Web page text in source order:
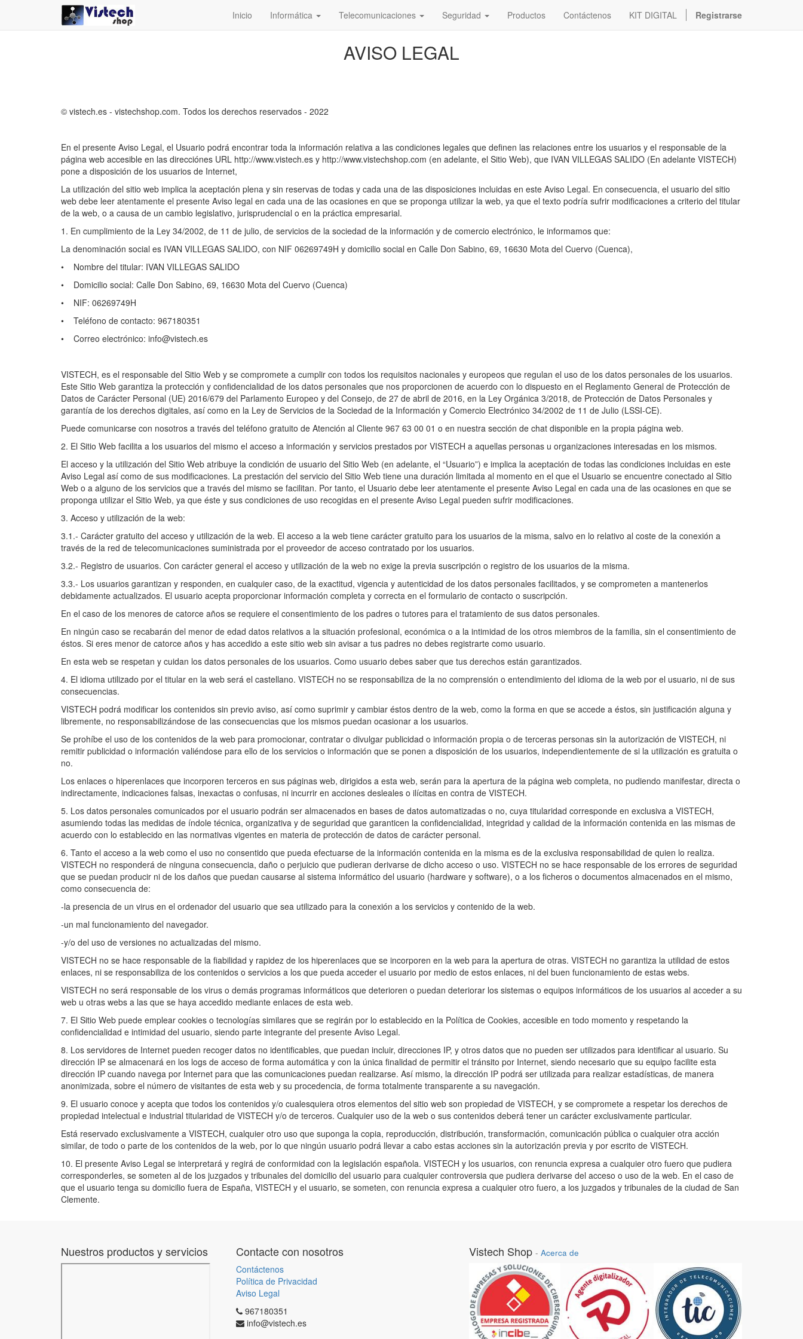
Inicio Informática Telecomunicaciones Seguridad Productos Contáctenos KIT DIGITAL Registrarse
AVISO LEGAL
© vistech.es - vistechshop.com. Todos los derechos reservados - 2022
En el presente Aviso Legal, el Usuario podrá encontrar toda la información relativa a las condiciones legales que definen las relaciones entre los usuarios y el responsable de la
página web accesible en las direcciónes URL http://www.vistech.es y http://www.vistechshop.com (en adelante, el Sitio Web), que IVAN VILLEGAS SALIDO (En adelante VISTECH)
pone a disposición de los usuarios de Internet,
La utilización del sitio web implica la aceptación plena y sin reservas de todas y cada una de las disposiciones incluidas en este Aviso Legal. En consecuencia, el usuario del sitio
web debe leer atentamente el presente Aviso legal en cada una de las ocasiones en que se proponga utilizar la web, ya que el texto podría sufrir modificaciones a criterio del titular
de la web, o a causa de un cambio legislativo, jurisprudencial o en la práctica empresarial.
1. En cumplimiento de la Ley 34/2002, de 11 de julio, de servicios de la sociedad de la información y de comercio electrónico, le informamos que:
La denominación social es IVAN VILLEGAS SALIDO, con NIF 06269749H y domicilio social en Calle Don Sabino, 69, 16630 Mota del Cuervo (Cuenca),
• Nombre del titular: IVAN VILLEGAS SALIDO
• Domicilio social: Calle Don Sabino, 69, 16630 Mota del Cuervo (Cuenca)
• NIF: 06269749H
• Teléfono de contacto: 967180351
• Correo electrónico: info@vistech.es
VISTECH, es el responsable del Sitio Web y se compromete a cumplir con todos los requisitos nacionales y europeos que regulan el uso de los datos personales de los usuarios.
Este Sitio Web garantiza la protección y confidencialidad de los datos personales que nos proporcionen de acuerdo con lo dispuesto en el Reglamento General de Protección de
Datos de Carácter Personal (UE) 2016/679 del Parlamento Europeo y del Consejo, de 27 de abril de 2016, en la Ley Orgánica 3/2018, de Protección de Datos Personales y
garantía de los derechos digitales, así como en la Ley de Servicios de la Sociedad de la Información y Comercio Electrónico 34/2002 de 11 de Julio (LSSI-CE).
Puede comunicarse con nosotros a través del teléfono gratuito de Atención al Cliente 967 63 00 01 o en nuestra sección de chat disponible en la propia página web.
2. El Sitio Web facilita a los usuarios del mismo el acceso a información y servicios prestados por VISTECH a aquellas personas u organizaciones interesadas en los mismos.
El acceso y la utilización del Sitio Web atribuye la condición de usuario del Sitio Web (en adelante, el “Usuario”) e implica la aceptación de todas las condiciones incluidas en este
Aviso Legal así como de sus modificaciones. La prestación del servicio del Sitio Web tiene una duración limitada al momento en el que el Usuario se encuentre conectado al Sitio
Web o a alguno de los servicios que a través del mismo se facilitan. Por tanto, el Usuario debe leer atentamente el presente Aviso Legal en cada una de las ocasiones en que se
proponga utilizar el Sitio Web, ya que éste y sus condiciones de uso recogidas en el presente Aviso Legal pueden sufrir modificaciones.
3. Acceso y utilización de la web:
3.1.- Carácter gratuito del acceso y utilización de la web. El acceso a la web tiene carácter gratuito para los usuarios de la misma, salvo en lo relativo al coste de la conexión a
través de la red de telecomunicaciones suministrada por el proveedor de acceso contratado por los usuarios.
3.2.- Registro de usuarios. Con carácter general el acceso y utilización de la web no exige la previa suscripción o registro de los usuarios de la misma.
3.3.- Los usuarios garantizan y responden, en cualquier caso, de la exactitud, vigencia y autenticidad de los datos personales facilitados, y se comprometen a mantenerlos
debidamente actualizados. El usuario acepta proporcionar información completa y correcta en el formulario de contacto o suscripción.
En el caso de los menores de catorce años se requiere el consentimiento de los padres o tutores para el tratamiento de sus datos personales.
En ningún caso se recabarán del menor de edad datos relativos a la situación profesional, económica o a la intimidad de los otros miembros de la familia, sin el consentimiento de
éstos. Si eres menor de catorce años y has accedido a este sitio web sin avisar a tus padres no debes registrarte como usuario.
En esta web se respetan y cuidan los datos personales de los usuarios. Como usuario debes saber que tus derechos están garantizados.
4. El idioma utilizado por el titular en la web será el castellano. VISTECH no se responsabiliza de la no comprensión o entendimiento del idioma de la web por el usuario, ni de sus
consecuencias.
VISTECH podrá modificar los contenidos sin previo aviso, así como suprimir y cambiar éstos dentro de la web, como la forma en que se accede a éstos, sin justificación alguna y
libremente, no responsabilizándose de las consecuencias que los mismos puedan ocasionar a los usuarios.
Se prohíbe el uso de los contenidos de la web para promocionar, contratar o divulgar publicidad o información propia o de terceras personas sin la autorización de VISTECH, ni
remitir publicidad o información valiéndose para ello de los servicios o información que se ponen a disposición de los usuarios, independientemente de si la utilización es gratuita o
no.
Los enlaces o hiperenlaces que incorporen terceros en sus páginas web, dirigidos a esta web, serán para la apertura de la página web completa, no pudiendo manifestar, directa o
indirectamente, indicaciones falsas, inexactas o confusas, ni incurrir en acciones desleales o ilícitas en contra de VISTECH.
5. Los datos personales comunicados por el usuario podrán ser almacenados en bases de datos automatizadas o no, cuya titularidad corresponde en exclusiva a VISTECH,
asumiendo todas las medidas de índole técnica, organizativa y de seguridad que garanticen la confidencialidad, integridad y calidad de la información contenida en las mismas de
acuerdo con lo establecido en las normativas vigentes en materia de protección de datos de carácter personal.
6. Tanto el acceso a la web como el uso no consentido que pueda efectuarse de la información contenida en la misma es de la exclusiva responsabilidad de quien lo realiza.
VISTECH no responderá de ninguna consecuencia, daño o perjuicio que pudieran derivarse de dicho acceso o uso. VISTECH no se hace responsable de los errores de seguridad
que se puedan producir ni de los daños que puedan causarse al sistema informático del usuario (hardware y software), o a los ficheros o documentos almacenados en el mismo,
como consecuencia de:
-la presencia de un virus en el ordenador del usuario que sea utilizado para la conexión a los servicios y contenido de la web.
-un mal funcionamiento del navegador.
-y/o del uso de versiones no actualizadas del mismo.
VISTECH no se hace responsable de la fiabilidad y rapidez de los hiperenlaces que se incorporen en la web para la apertura de otras. VISTECH no garantiza la utilidad de estos
enlaces, ni se responsabiliza de los contenidos o servicios a los que pueda acceder el usuario por medio de estos enlaces, ni del buen funcionamiento de estas webs.
VISTECH no será responsable de los virus o demás programas informáticos que deterioren o puedan deteriorar los sistemas o equipos informáticos de los usuarios al acceder a su
web u otras webs a las que se haya accedido mediante enlaces de esta web.
7. El Sitio Web puede emplear cookies o tecnologías similares que se regirán por lo establecido en la Política de Cookies, accesible en todo momento y respetando la
confidencialidad e intimidad del usuario, siendo parte integrante del presente Aviso Legal.
8. Los servidores de Internet pueden recoger datos no identificables, que puedan incluir, direcciones IP, y otros datos que no pueden ser utilizados para identificar al usuario. Su
dirección IP se almacenará en los logs de acceso de forma automática y con la única finalidad de permitir el tránsito por Internet, siendo necesario que su equipo facilite esta
dirección IP cuando navega por Internet para que las comunicaciones puedan realizarse. Así mismo, la dirección IP podrá ser utilizada para realizar estadísticas, de manera
anonimizada, sobre el número de visitantes de esta web y su procedencia, de forma totalmente transparente a su navegación.
9. El usuario conoce y acepta que todos los contenidos y/o cualesquiera otros elementos del sitio web son propiedad de VISTECH, y se compromete a respetar los derechos de
propiedad intelectual e industrial titularidad de VISTECH y/o de terceros. Cualquier uso de la web o sus contenidos deberá tener un carácter exclusivamente particular.
Está reservado exclusivamente a VISTECH, cualquier otro uso que suponga la copia, reproducción, distribución, transformación, comunicación pública o cualquier otra acción
similar, de todo o parte de los contenidos de la web, por lo que ningún usuario podrá llevar a cabo estas acciones sin la autorización previa y por escrito de VISTECH.
10. El presente Aviso Legal se interpretará y regirá de conformidad con la legislación española. VISTECH y los usuarios, con renuncia expresa a cualquier otro fuero que pudiera
corresponderles, se someten al de los juzgados y tribunales del domicilio del usuario para cualquier controversia que pudiera derivarse del acceso o uso de la web. En el caso de
que el usuario tenga su domicilio fuera de España, VISTECH y el usuario, se someten, con renuncia expresa a cualquier otro fuero, a los juzgados y tribunales de la ciudad de San
Clemente.
Nuestros productos y servicios Contacte con nosotros
Contáctenos
Política de Privacidad
Aviso Legal
967180351
info@vistech.es
Vistech Shop - Acerca de